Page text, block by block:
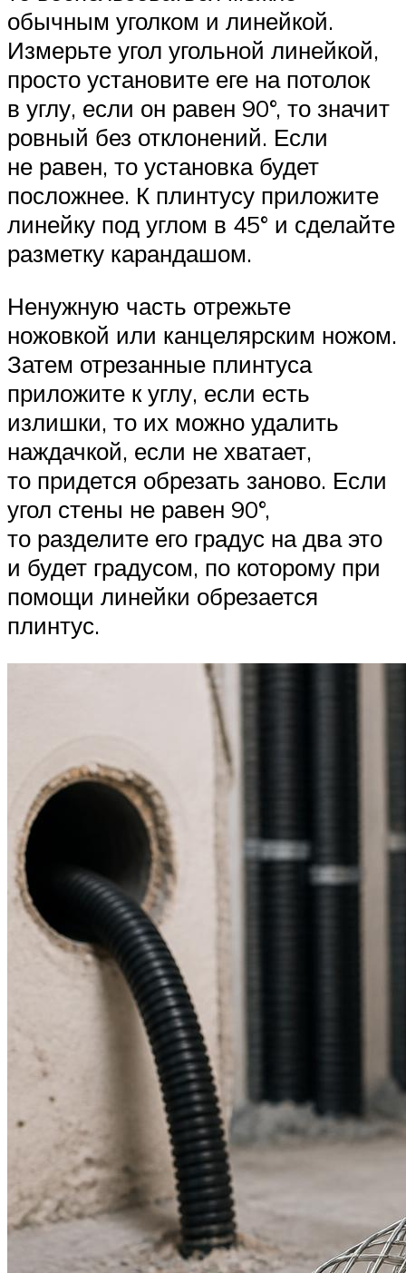
обычным уголком и линейкой.
Измерьте угол угольной линейкой,
просто установите еге на потолок
в углу, если он равен 90°, то значит
ровный без отклонений. Если
не равен, то установка будет
посложнее. К плинтусу приложите
линейку под углом в 45° и сделайте
разметку карандашом.
Ненужную часть отрежьте
ножовкой или канцелярским ножом.
Затем отрезанные плинтуса
приложите к углу, если есть
излишки, то их можно удалить
наждачкой, если не хватает,
то придется обрезать заново. Если
угол стены не равен 90°,
то разделите его градус на два это
и будет градусом, по которому при
помощи линейки обрезается
плинтус.